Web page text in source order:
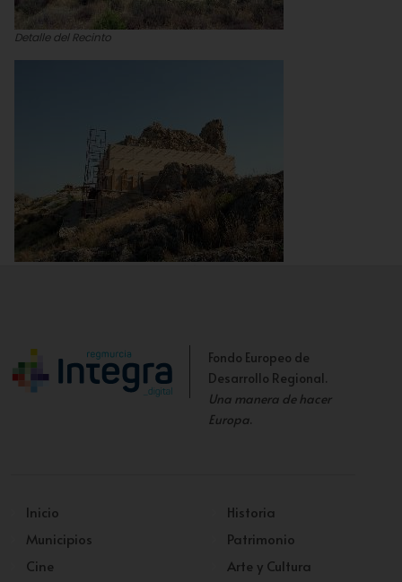
Detalle del Recinto
Fondo Europeo de
Desarrollo Regional.
Una manera de hacer
Europa.
Inicio
Municipios
Cine
Historia
Patrimonio
Arte y Cultura